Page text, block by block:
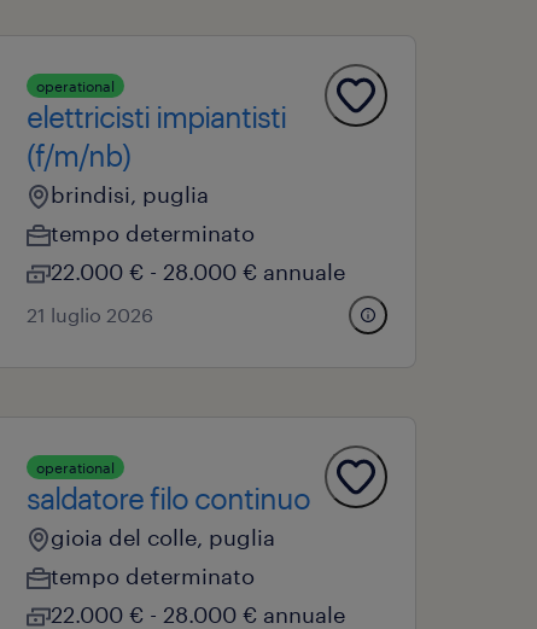
operational
elettricisti impiantisti
(f/m/nb)
brindisi, puglia
tempo determinato
22.000 € - 28.000 € annuale
21 luglio 2026
operational
saldatore filo continuo
gioia del colle, puglia
tempo determinato
22.000 € - 28.000 € annuale